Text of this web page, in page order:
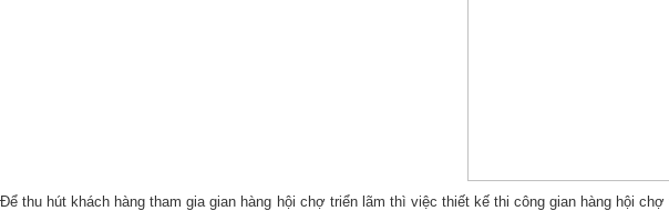
Để thu hút khách hàng tham gia gian hàng hội chợ triển lãm thì việc thiết kế thi công gian hàng hội